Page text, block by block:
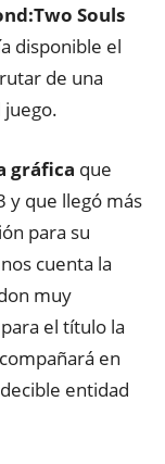
Souls
disponible el
de una
gráfica que
y que llegó más
para su
cuenta la
muy
el título la
en
entidad